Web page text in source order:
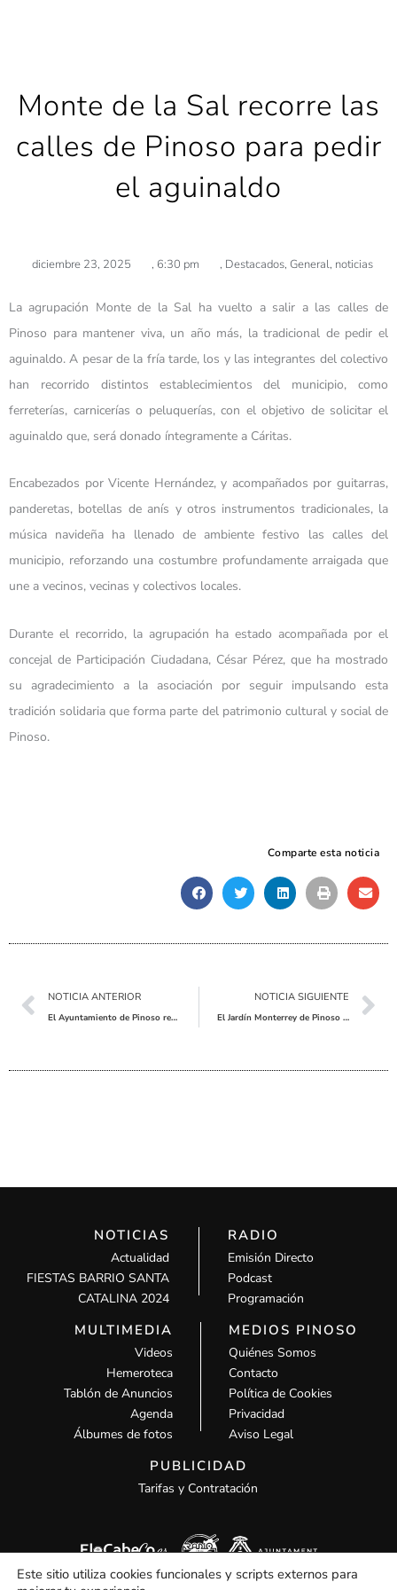
Monte de la Sal recorre las
calles de Pinoso para pedir
el aguinaldo
diciembre 23, 2025 , 6:30 pm , Destacados, General, noticias
La agrupación Monte de la Sal ha vuelto a salir a las calles de
Pinoso para mantener viva, un año más, la tradicional de pedir el
aguinaldo. A pesar de la fría tarde, los y las integrantes del colectivo
han recorrido distintos establecimientos del municipio, como
ferreterías, carnicerías o peluquerías, con el objetivo de solicitar el
aguinaldo que, será donado íntegramente a Cáritas.
Encabezados por Vicente Hernández, y acompañados por guitarras,
panderetas, botellas de anís y otros instrumentos tradicionales, la
música navideña ha llenado de ambiente festivo las calles del
municipio, reforzando una costumbre profundamente arraigada que
une a vecinos, vecinas y colectivos locales.
Durante el recorrido, la agrupación ha estado acompañada por el
concejal de Participación Ciudadana, César Pérez, que ha mostrado
su agradecimiento a la asociación por seguir impulsando esta
tradición solidaria que forma parte del patrimonio cultural y social de
Pinoso.
Comparte esta noticia
AntNOTICIA ANTERIOR
El Ayuntamiento de Pinoso refuerza la Policía Local con la incorporación de una nueva agente
NOTICIA SIGUIENTE
El Jardín Monterrey de Pinoso se transforma en un gran Belén Viviente
NOTICIAS
Actualidad
FIESTAS BARRIO SANTA
CATALINA 2024
RADIO
Emisión Directo
Podcast
Programación
MULTIMEDIA
Videos
Hemeroteca
Tablón de Anuncios
Agenda
Álbumes de fotos
MEDIOS PINOSO
Quiénes Somos
Contacto
Política de Cookies
Privacidad
Aviso Legal
PUBLICIDAD
Tarifas y Contratación
Este sitio utiliza cookies funcionales y scripts externos para